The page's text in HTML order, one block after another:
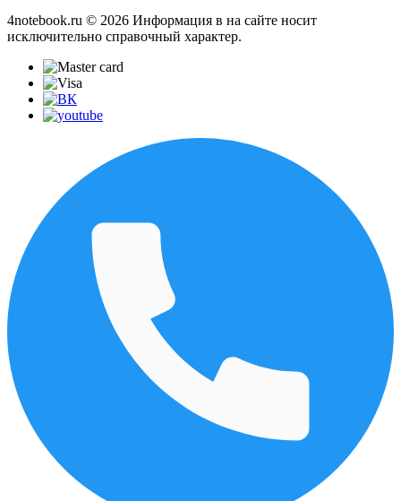
4notebook.ru © 2026 Информация в на сайте носит
исключительно справочный характер.